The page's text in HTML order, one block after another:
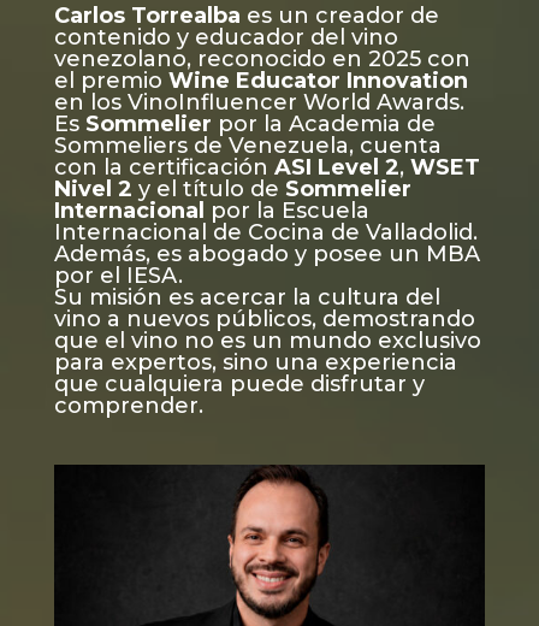
Carlos Torrealba es un creador de
contenido y educador del vino
venezolano, reconocido en 2025 con
el premio Wine Educator Innovation
en los VinoInfluencer World Awards.
Es Sommelier por la Academia de
Sommeliers de Venezuela, cuenta
con la certificación ASI Level 2, WSET
Nivel 2 y el título de Sommelier
Internacional por la Escuela
Internacional de Cocina de Valladolid.
Además, es abogado y posee un MBA
por el IESA.
Su misión es acercar la cultura del
vino a nuevos públicos, demostrando
que el vino no es un mundo exclusivo
para expertos, sino una experiencia
que cualquiera puede disfrutar y
comprender.